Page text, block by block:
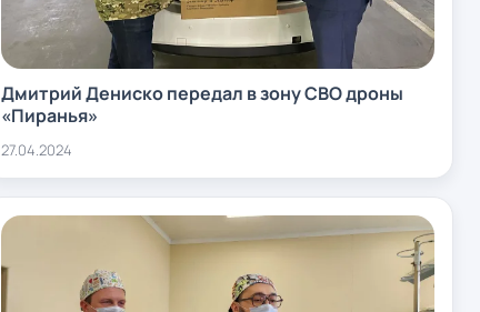
Дмитрий Дениско передал в зону СВО дроны
«Пиранья»
27.04.2024